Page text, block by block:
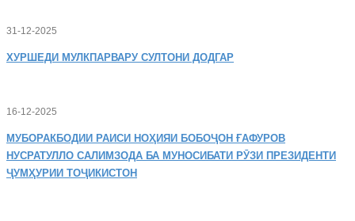
31-12-2025
ХУРШЕДИ МУЛКПАРВАРУ СУЛТОНИ ДОДГАР
16-12-2025
МУБОРАКБОДИИ РАИСИ НОҲИЯИ БОБОҶОН ҒАФУРОВ
НУСРАТУЛЛО САЛИМЗОДА БА МУНОСИБАТИ РӮЗИ ПРЕЗИДЕНТИ
ҶУМҲУРИИ ТОҶИКИСТОН